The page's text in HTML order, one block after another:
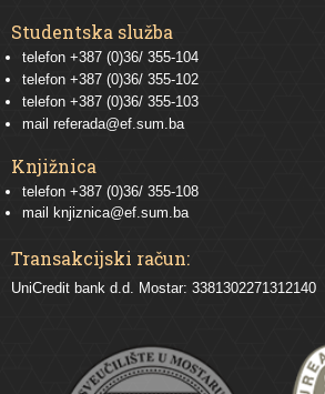
Studentska služba
telefon +387 (0)36/ 355-104
telefon +387 (0)36/ 355-102
telefon +387 (0)36/ 355-103
mail referada@ef.sum.ba
Knjižnica
telefon +387 (0)36/ 355-108
mail
knjiznica@ef.sum.ba
Transakcijski račun:
UniCredit bank d.d. Mostar: 3381302271312140